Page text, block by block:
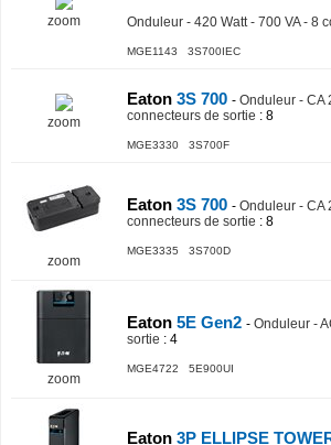
zoom Onduleur - 420 Watt - 700 VA - 8
MGE1143 3S700IEC
zoom
Eaton 3S 700 - Onduleur - CA
connecteurs de sortie : 8
MGE3330 3S700F
zoom
Eaton 3S 700 - Onduleur - CA
connecteurs de sortie : 8
MGE3335 3S700D
zoom
Eaton 5E Gen2 - Onduleur -
sortie : 4
MGE4722 5E900UI
Eaton 3P ELLIPSE